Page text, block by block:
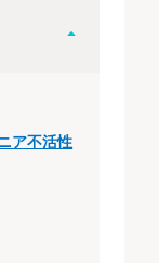
ア不活性